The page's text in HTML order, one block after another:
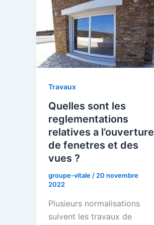
Travaux
Quelles sont les
reglementations
relatives a l’ouverture
de fenetres et des
vues ?
groupe-vitale / 20 novembre
2022
Plusieurs normalisations
suivent les travaux de